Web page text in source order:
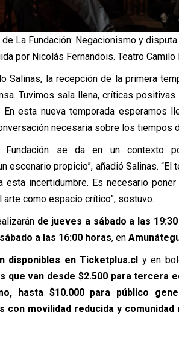
de La Fundación: Negacionismo y
por Nicolás Fernandois. Teatro
Salinas, la recepción de la primera
Tuvimos sala llena, críticas
esta nueva temporada esperamos
necesaria sobre los tiempos
se da en un contexto
escenario propicio”, añadió Salinas.
esta incertidumbre. Es necesario
como espacio crítico”, sostuvo.
de jueves a sábado a las
a las 16:00 horas, en
disponibles en Ticketplus.cl y en
que van desde $2.500 para tercera
hasta $10.000 para público
con movilidad reducida y comunidad